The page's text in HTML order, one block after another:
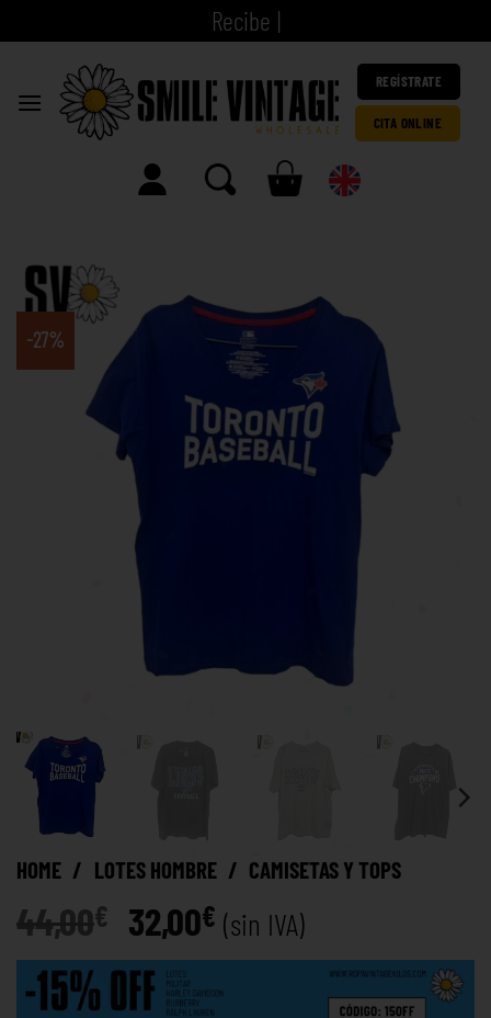
R|
REGÍSTRATE
CITA ONLINE
-27%
HOME / LOTES HOMBRE / CAMISETAS Y TOPS
44,00€ 32,00€ (sin IVA)